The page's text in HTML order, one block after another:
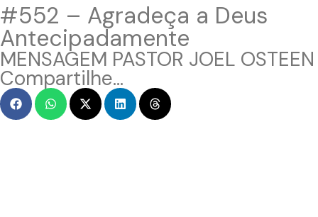
#552 – Agradeça a Deus
Antecipadamente
MENSAGEM PASTOR JOEL OSTEEN
Compartilhe...